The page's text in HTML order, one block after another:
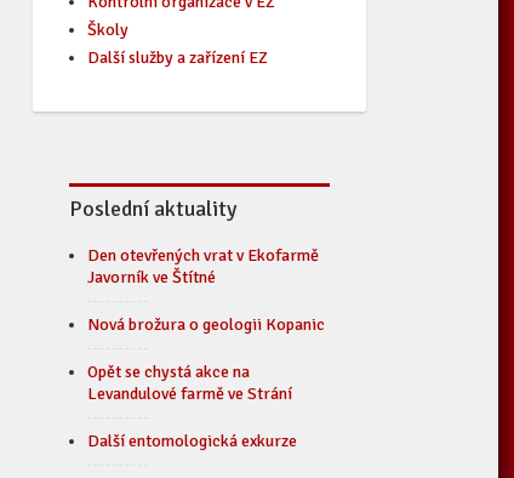
Školy
Další služby a zařízení EZ
Poslední aktuality
Den otevřených vrat v Ekofarmě
Javorník ve Štítné
Nová brožura o geologii Kopanic
Opět se chystá akce na
Levandulové farmě ve Strání
Další entomologická exkurze